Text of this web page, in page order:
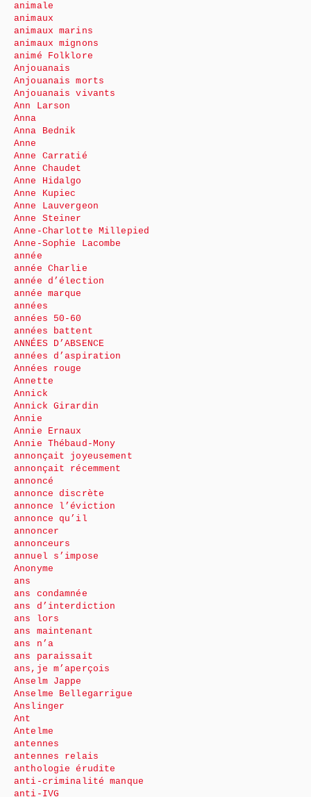
animale
animaux
animaux marins
animaux mignons
animé Folklore
Anjouanais
Anjouanais morts
Anjouanais vivants
Ann Larson
Anna
Anna Bednik
Anne
Anne Carratié
Anne Chaudet
Anne Hidalgo
Anne Kupiec
Anne Lauvergeon
Anne Steiner
Anne-Charlotte Millepied
Anne-Sophie Lacombe
année
année Charlie
année d’élection
année marque
années
années 50-60
années battent
ANNÉES D’ABSENCE
années d’aspiration
Années rouge
Annette
Annick
Annick Girardin
Annie
Annie Ernaux
Annie Thébaud-Mony
annonçait joyeusement
annonçait récemment
annoncé
annonce discrète
annonce l’éviction
annonce qu’il
annoncer
annonceurs
annuel s’impose
Anonyme
ans
ans condamnée
ans d’interdiction
ans lors
ans maintenant
ans n’a
ans paraissait
ans,je m’aperçois
Anselm Jappe
Anselme Bellegarrigue
Anslinger
Ant
Antelme
antennes
antennes relais
anthologie érudite
anti-criminalité manque
anti-IVG